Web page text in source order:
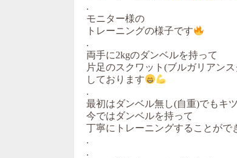
.
モニター様の
トレーニングの様子です
.
両手に2kgのダンベルを持って
片足のスクワット(ブルガリアン
しております
.
最初はダンベル無し(自重)でもキ
今ではダンベルを持って
丁寧にトレーニングすることがで
.
.